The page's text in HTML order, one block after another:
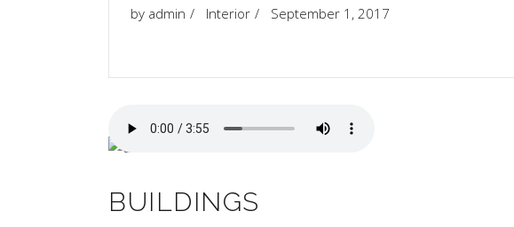
by admin Interior September 1, 2017
BUILDINGS